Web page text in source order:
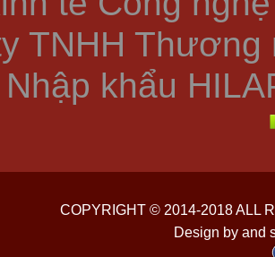
TNHH Thương
khẩu
COPYRIGHT © 2014-2018 ALL
Design by and